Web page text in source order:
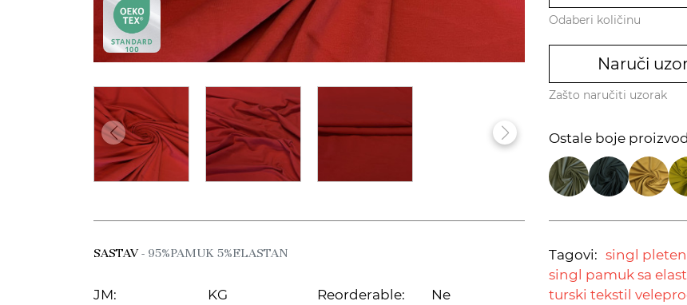
Odaberi količinu
Naruči
Zašto naručiti uzorak
Ostale boje
SASTAV- 95%PAMUK 5%ELASTAN
JM:
KG
Reorderable:
Ne
Tagovi: singl
singl pamuk sa
turski tekstil